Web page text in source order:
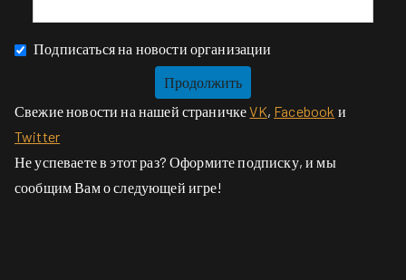
Подписаться на новости организации
Свежие новости на нашей страничкеVK, Facebook и
Twitter
Не успеваете в этот раз? Оформите подписку, и мы
сообщим Вам о следующей игре!